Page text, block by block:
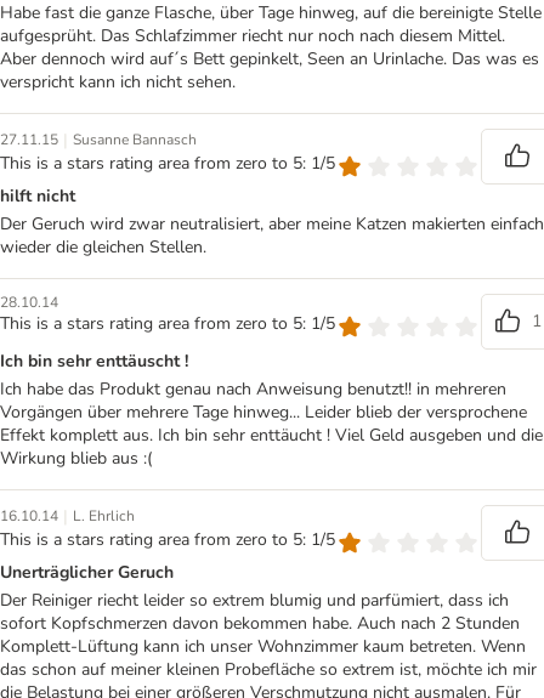
Habe fast die ganze Flasche, über Tage hinweg, auf die bereinigte Stelle
aufgesprüht. Das Schlafzimmer riecht nur noch nach diesem Mittel.
Aber dennoch wird auf´s Bett gepinkelt, Seen an Urinlache. Das was es
verspricht kann ich nicht sehen.
27.11.15 | Susanne Bannasch
This is a stars rating area from zero to 5: 1/5
hilft nicht
Der Geruch wird zwar neutralisiert, aber meine Katzen makierten einfach
wieder die gleichen Stellen.
28.10.14
This is a stars rating area from zero to 5: 1/5
1
Ich bin sehr enttäuscht !
Ich habe das Produkt genau nach Anweisung benutzt!! in mehreren
Vorgängen über mehrere Tage hinweg... Leider blieb der versprochene
Effekt komplett aus. Ich bin sehr enttäucht ! Viel Geld ausgeben und die
Wirkung blieb aus :(
16.10.14 | L. Ehrlich
This is a stars rating area from zero to 5: 1/5
Unerträglicher Geruch
Der Reiniger riecht leider so extrem blumig und parfümiert, dass ich
sofort Kopfschmerzen davon bekommen habe. Auch nach 2 Stunden
Komplett-Lüftung kann ich unser Wohnzimmer kaum betreten. Wenn
das schon auf meiner kleinen Probefläche so extrem ist, möchte ich mir
die Belastung bei einer größeren Verschmutzung nicht ausmalen. Für